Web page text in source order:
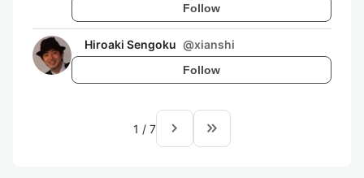
Follow
Hiroaki Sengoku @xianshi
Follow
1 / 7 navigate_next keyboard_double_arrow_right